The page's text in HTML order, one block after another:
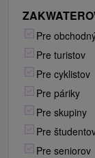
Pre
Pre turistov
Pre cyklistov
Pre páriky
Pre skupiny
Pre
Pre seniorov